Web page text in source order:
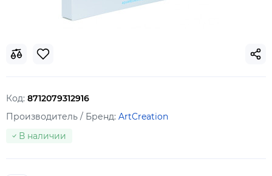
Код: 8712079312916
Производитель / Бренд: ArtCreation
В наличии